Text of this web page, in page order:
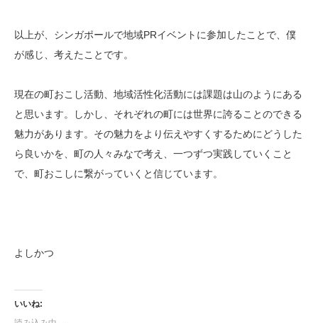
以上が、シンガポールで地域PRイベントに参加したことで、僕
が感じ、考えたことです。
現在の町おこし活動、地域活性化活動には課題は山のようにある
と思います。しかし、それぞれの町には世界に誇ることのできる
魅力があります。その魅力をより伝えやすくするためにどうした
ら良いかを、町の人々みなで考え、一つずつ実践していくこと
で、町おこしに繋がっていくと信じています。
よしかつ
いいね: